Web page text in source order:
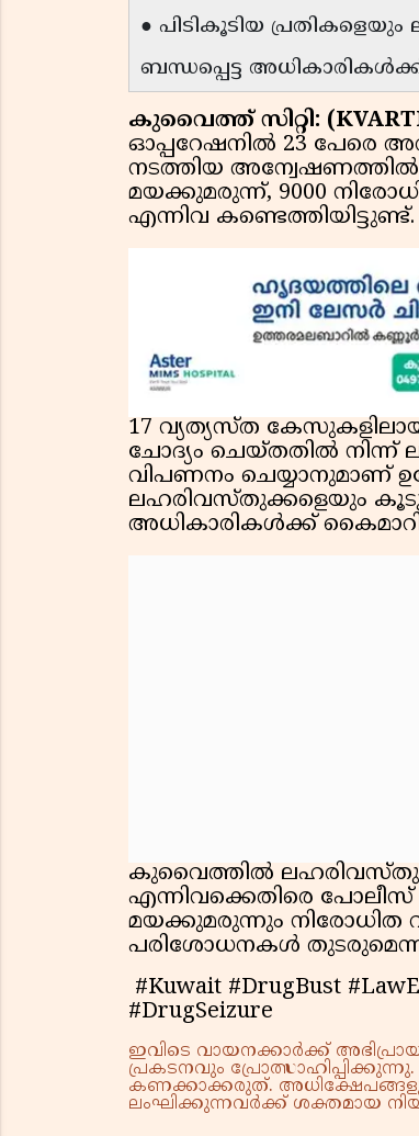
● പിടികൂടിയ
ബന്ധപ്പെട്ട
കുവൈത്ത് സിറ്റി:
ഓപ്പറേഷനിൽ 23 പേരെ
നടത്തിയ അന്വേഷണത്തിൽ
മയക്കുമരുന്ന്, 9000
എന്നിവ കണ്ടെത്തിയിട്ടുണ്ട്.
17 വ്യത്യസ്ത
ചോദ്യം ചെയ്തതിൽ നിന്ന്
വിപണനം ചെയ്യാനുമാണ്
ലഹരിവസ്തുക്കളെയും
അധികാരികൾക്ക്
കുവൈത്തിൽ
എന്നിവക്കെതിരെ
മയക്കുമരുന്നും നിരോധിത
പരിശോധനകള്‍
#Kuwait #DrugBust
#DrugSeizure
ഇവിടെ വായനക്കാർക്ക്
പ്രകടനവും
കണക്കാക്കരുത്. അധിക്ഷേപങ്ങളും
ലംഘിക്കുന്നവർക്ക് ശക്തമായ